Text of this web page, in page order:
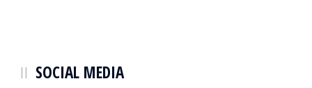
SOCIAL MEDIA